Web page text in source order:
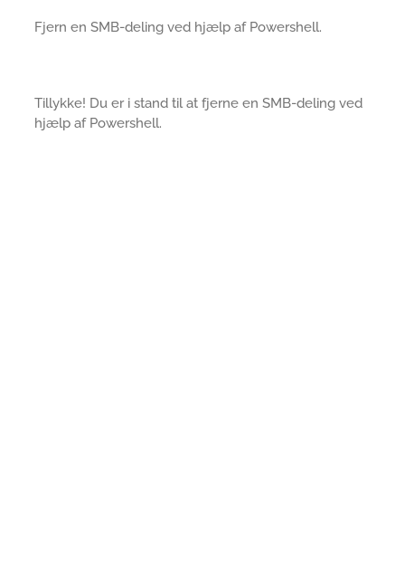
Fjern en SMB-deling ved hjælp af Powershell.
Tillykke! Du er i stand til at fjerne en SMB-deling ved
hjælp af Powershell.